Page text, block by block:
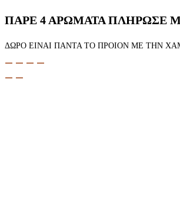
ΠΑΡΕ 4 ΑΡΩΜΑΤΑ ΠΛΗΡΩΣΕ
ΔΩΡΟ ΕΙΝΑΙ ΠΑΝΤΑ ΤΟ ΠΡΟΙΟΝ ΜΕ ΤΗΝ